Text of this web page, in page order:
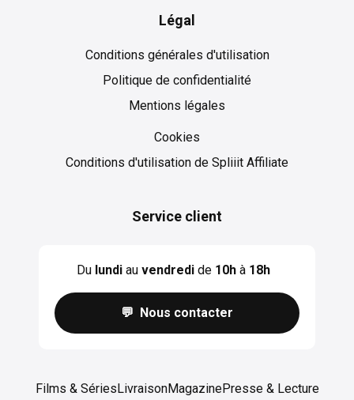
Légal
Conditions générales d'utilisation
Politique de confidentialité
Mentions légales
Cookies
Cookies
Conditions d'utilisation de Spliiit Affiliate
Service client
Du lundiau vendredide 10hà 18h
💬 Nous contacter
Films & Séries LivraisonMagazinePresse & Lecture